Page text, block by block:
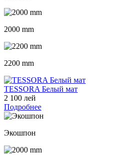
2000 mm
2200 mm
TESSORA Белый мат
2 100 лей
Подробнее
Экошпон